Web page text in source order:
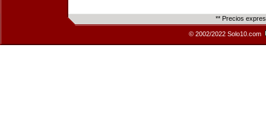
** Precios
© 2002/2022 Solo10.com